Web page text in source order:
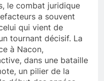
le combat juridique
a souvent
qui vient de
tournant décisif. La
à Nacon,
dans une bataille
un pilier de la